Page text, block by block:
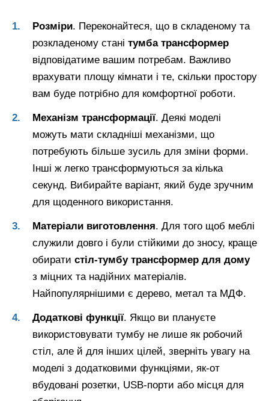
Розміри. Переконайтеся, що в складеному та
розкладеному стані тумба трансформер
відповідатиме вашим потребам. Важливо
врахувати площу кімнати і те, скільки простору
вам буде потрібно для комфортної роботи.
Механізм трансформації. Деякі моделі
можуть мати складніші механізми, що
потребують більше зусиль для зміни форми.
Інші ж легко трансформуються за кілька
секунд. Вибирайте варіант, який буде зручним
для щоденного використання.
Матеріали виготовлення. Для того щоб меблі
служили довго і були стійкими до зносу, краще
обирати стіл-тумбу трансформер для дому
з міцних та надійних матеріалів.
Найпопулярнішими є дерево, метал та МДФ.
Додаткові функції. Якщо ви плануєте
використовувати тумбу не лише як робочий
стіл, але й для інших цілей, зверніть увагу на
моделі з додатковими функціями, як-от
вбудовані розетки, USB-порти або місця для